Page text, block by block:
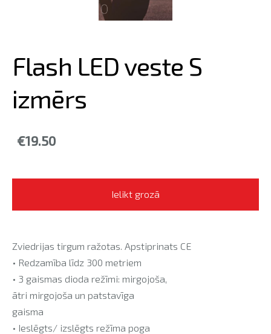
Flash LED veste S
izmērs
€19.50
Ielikt grozā
Zviedrijas tirgum ražotas. Apstiprinats CE
• Redzamība līdz 300 metriem
• 3 gaismas dioda režīmi: mirgojoša,
ātri mirgojoša un patstavīga
gaisma
• Ieslēgts/ izslēgts režīma poga